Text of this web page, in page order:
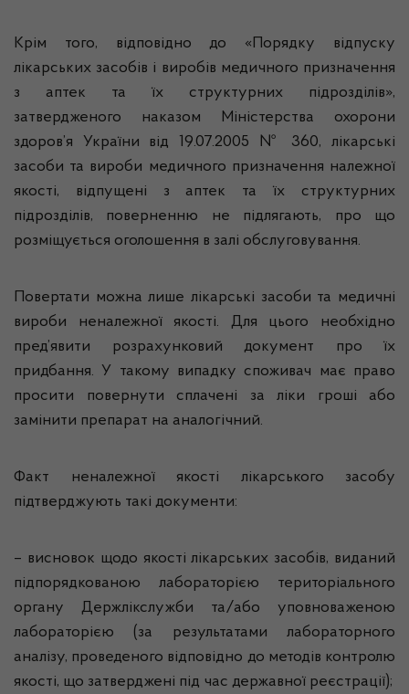
Крім того, відповідно до «Порядку відпуску
лікарських засобів і виробів медичного призначення
з аптек та їх структурних підрозділів»,
затвердженого наказом Міністерства охорони
здоров’я України від 19.07.2005 № 360, лікарські
засоби та вироби медичного призначення належної
якості, відпущені з аптек та їх структурних
підрозділів, поверненню не підлягають, про що
розміщується оголошення в залі обслуговування.
Повертати можна лише лікарські засоби та медичні
вироби неналежної якості. Для цього необхідно
пред’явити розрахунковий документ про їх
придбання. У такому випадку споживач має право
просити повернути сплачені за ліки гроші або
замінити препарат на аналогічний.
Факт неналежної якості лікарського засобу
підтверджують такі документи:
– висновок щодо якості лікарських засобів, виданий
підпорядкованою лабораторією територіального
органу Держлікслужби та/або уповноваженою
лабораторією (за результатами лабораторного
аналізу, проведеного відповідно до методів контролю
якості, що затверджені під час державної реєстрації);